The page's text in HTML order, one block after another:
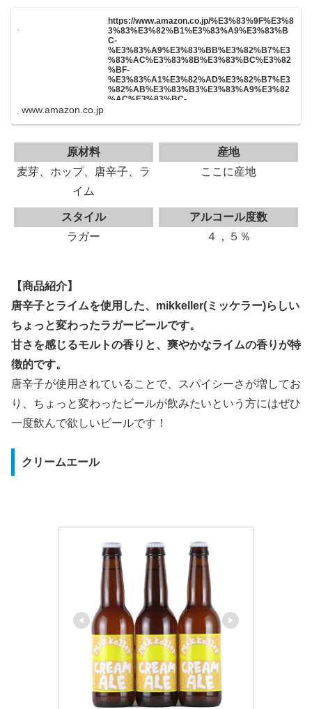
https://www.amazon.co.jp/%E3%83%9F%E3%8
3%83%E3%82%B1%E3%83%A9%E3%83%B
C-
%E3%83%A9%E3%83%BB%E3%82%B7%E3
%83%AC%E3%83%8B%E3%83%BC%E3%82
%BF-
%E3%83%A1%E3%82%AD%E3%82%B7%E3
%82%AB%E3%83%B3%E3%83%A9%E3%82
%AC%E3%83%BC-
%83%88%E3%83%93%E3%83%BC%E3%83
www.amazon.co.jp
原材料
麦芽、ホップ、唐辛子、ラ
イム
産地
ここに産地
スタイル
ラガー
アルコール度数
４，５％
【商品紹介】
唐辛子とライムを使用した、mikkeller(ミッケラー)らしい
ちょっと変わったラガービールです。
甘さを感じるモルトの香りと、爽やかなライムの香りが特
徴的です。
唐辛子が使用されていることで、スパイシーさが増してお
り、ちょっと変わったビールが飲みたいという方にはぜひ
一度飲んで欲しいビールです！
クリームエール